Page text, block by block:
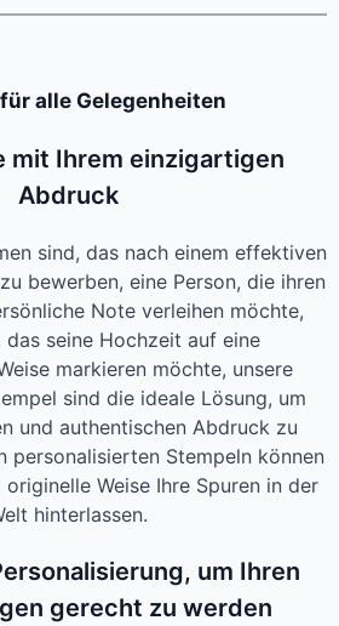
alle Gelegenheiten
mit Ihrem einzigartigen
Abdruck
sind, das nach einem effektiven
bewerben, eine Person, die ihren
Note verleihen möchte,
das seine Hochzeit auf eine
markieren möchte, unsere
sind die ideale Lösung, um
und authentischen Abdruck zu
personalisierten Stempeln können
Weise Ihre Spuren in der
hinterlassen.
um Ihren
gerecht zu werden